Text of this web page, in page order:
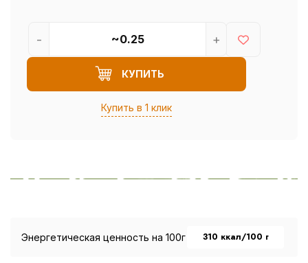
КУПИТЬ
Купить в 1 клик
- +
Энергетическая ценность на 100г 310 ккал/100 г